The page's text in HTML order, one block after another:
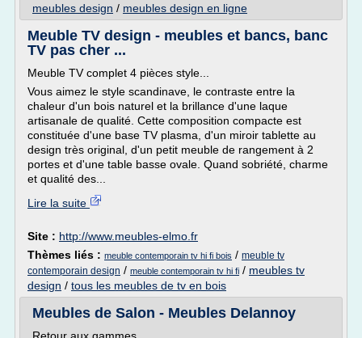
meubles design / meubles design en ligne
Meuble TV design - meubles et bancs, banc
TV pas cher ...
Meuble TV complet 4 pièces style...
Vous aimez le style scandinave, le contraste entre la
chaleur d'un bois naturel et la brillance d'une laque
artisanale de qualité. Cette composition compacte est
constituée d'une base TV plasma, d'un miroir tablette au
design très original, d'un petit meuble de rangement à 2
portes et d'une table basse ovale. Quand sobriété, charme
et qualité des...
Lire la suite
Site : http://www.meubles-elmo.fr
Thèmes liés : meuble contemporain tv hi fi bois / meuble tv
contemporain design / meuble contemporain tv hi fi / meubles tv
design / tous les meubles de tv en bois
Meubles de Salon - Meubles Delannoy